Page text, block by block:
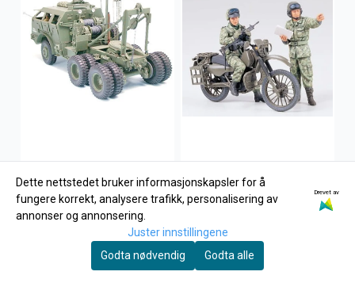
Tamiya 1:35 - U.S. M26
Dette nettstedet bruker informasjonskapsler for å
fungere korrekt, analysere trafikk, personalisering av
annonser og annonsering.
Drevet av
Juster innstillingene
Godta nødvendig
Godta alle